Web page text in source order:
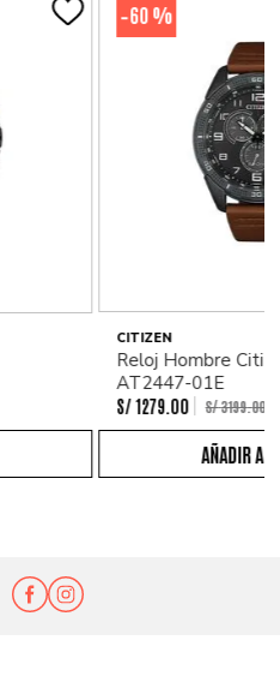
-60 %
CITIZEN
Reloj Hombre
AT2447-01E
S/ 1279 00 S/3199.00